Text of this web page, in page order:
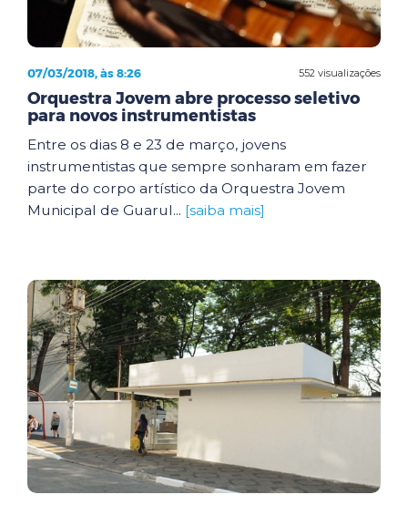
552 visualizações
07/03/2018, às 8:26
Orquestra Jovem abre processo seletivo
para novos instrumentistas
Entre os dias 8 e 23 de março, jovens
instrumentistas que sempre sonharam em fazer
parte do corpo artístico da Orquestra Jovem
Municipal de Guarul... [saiba mais]